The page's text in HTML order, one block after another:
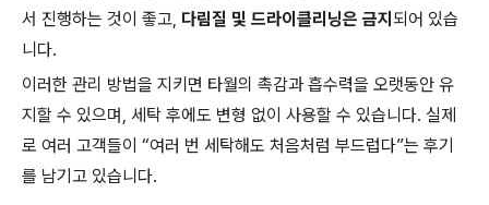
서 진행하는 것이 좋고, 다림질 및 드라이클리닝은 금지 되어 있습
니다.
이러한 관리 방법을 지키면 타월의 촉감과 흡수력을 오랫동안 유
지할 수 있으며, 세탁 후에도 변형 없이 사용할 수 있습니다. 실제
로 여러 고객들이 “여러 번 세탁해도 처음처럼 부드럽다”는 후기
를 남기고 있습니다.